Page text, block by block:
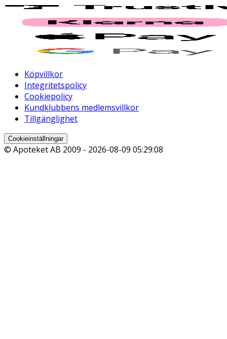
Köpvillkor
Integritetspolicy
Cookiepolicy
Kundklubbens medlemsvillkor
Tillgänglighet
Cookieinställningar
© Apoteket AB 2009 - 2026-08-09 05:29:08